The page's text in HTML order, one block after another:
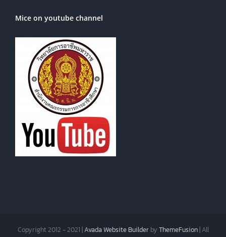
Mice on youtube channel
Copyright 2012 - 2021 |Avada Website Builderby ThemeFusion| All